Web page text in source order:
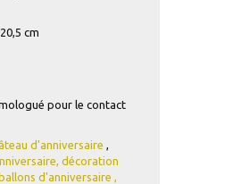
cm
pour le contact
d'anniversaire
décoration
d'anniversaire